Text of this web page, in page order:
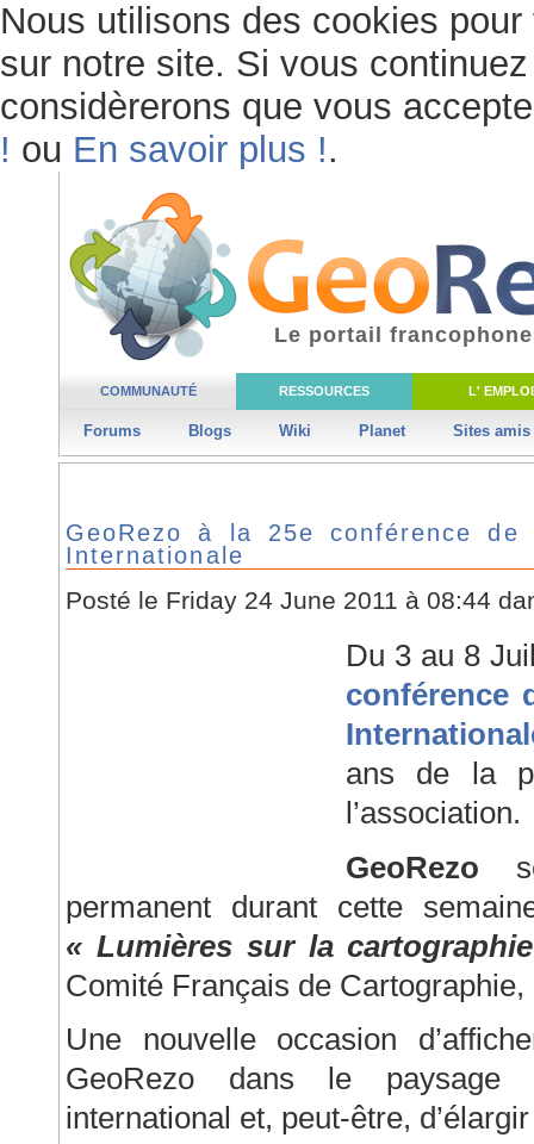
Nous utilisons des cookies
sur notre site. Si vous
considèrerons que vous
! ou En savoir plus !.
COMMUNAUTÉ RESSOURCES L' EMPLOI
Forums Blogs Wiki Planet Sites amis
Le portail
GeoRezo à la 25e conférence de
Internationale
Posté le Friday 24 June 2011 à 08:44
Du 3 au 8
conférence
ans de la
l’association.
GeoRezo
permanent durant cette
« Lumières sur la
Comité Français de
Une nouvelle occasion
GeoRezo dans le paysage
international et, peut-être,